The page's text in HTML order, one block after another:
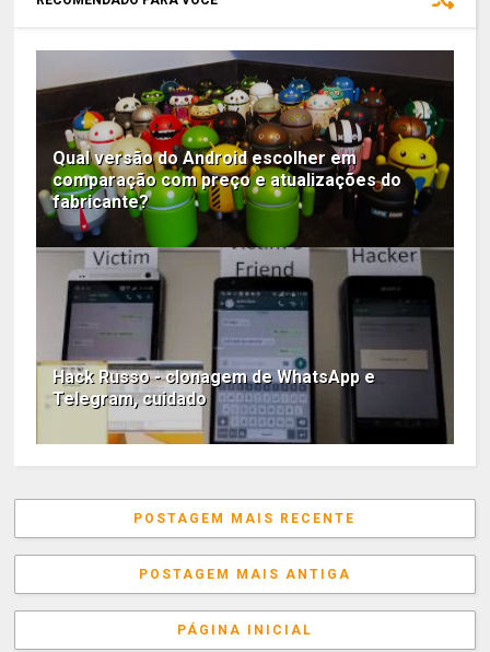
Qual versão do Android escolher em
comparação com preço e atualizações do
fabricante?
Hack Russo - clonagem de WhatsApp e
Telegram, cuidado
POSTAGEM MAIS RECENTE
POSTAGEM MAIS ANTIGA
PÁGINA INICIAL